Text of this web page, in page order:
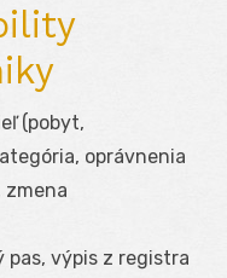
(pobyt,
oprávnenia
zmena
pas, výpis z registra